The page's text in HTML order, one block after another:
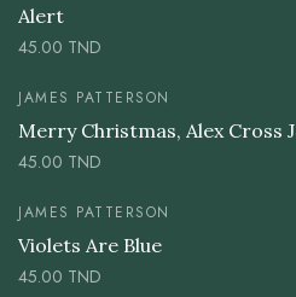
Alert
45.00 TND
JAMES PATTERSON
Merry Christmas, Alex Cross
45.00 TND
JAMES PATTERSON
Violets Are Blue
45.00 TND